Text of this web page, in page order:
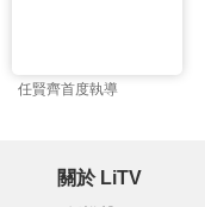
任賢齊首度執導
關於 LiTV